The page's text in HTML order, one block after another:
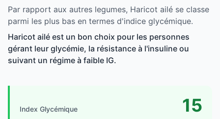
Par rapport aux autres legumes, Haricot ailé se classe
parmi les plus bas en termes d'indice glycémique.
Haricot ailé est un bon choix pour les personnes
gérant leur glycémie, la résistance à l'insuline ou
suivant un régime à faible IG.
Index Glycémique 15